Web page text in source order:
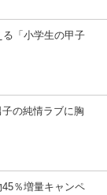
「小学生の甲子
の純情ラブに胸
％増量キャンペ